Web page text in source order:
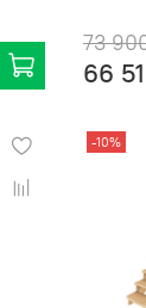
73
66
-10%